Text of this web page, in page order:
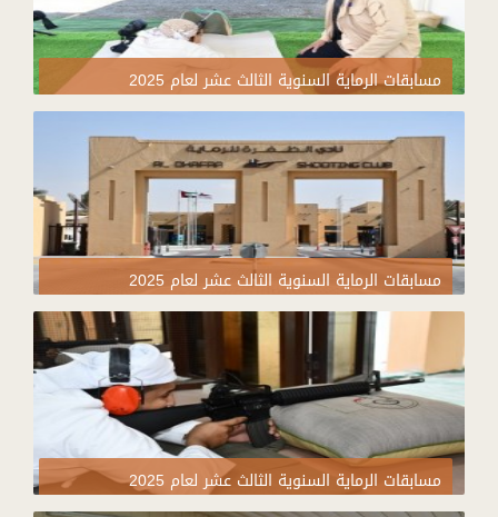
مسابقات الرماية السنوية الثالث عشر لعام 2025
مسابقات الرماية السنوية الثالث عشر لعام 2025
مسابقات الرماية السنوية الثالث عشر لعام 2025